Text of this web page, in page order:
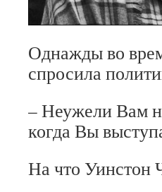
Однажды во
спросила
– Неужели Вам
когда Вы
На что Уинстон